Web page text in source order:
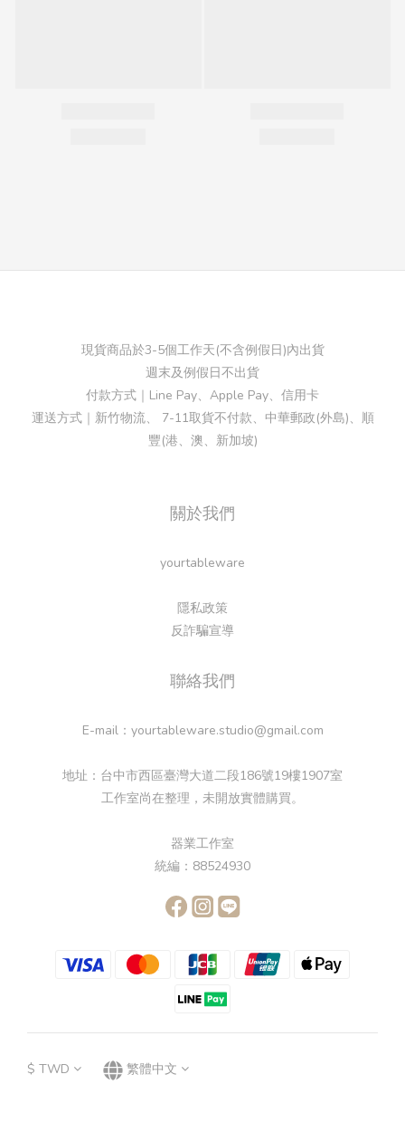
現貨商品於3-5個工作天(不含例假日)內出貨
週末及例假日不出貨
付款方式｜Line Pay、Apple Pay、信用卡
運送方式｜新竹物流、 7-11取貨不付款、中華郵政(外島)、順
豐(港、澳、新加坡)
關於我們
yourtableware
隱私政策
反詐騙宣導
聯絡我們
E-mail：yourtableware.studio@gmail.com
地址：台中市西區臺灣大道二段186號19樓1907室
工作室尚在整理，未開放實體購買。
器業工作室
統編：88524930
$ TWD 繁體中文